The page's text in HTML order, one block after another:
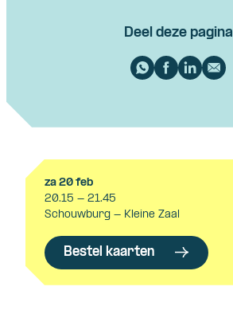
Deel deze pagina
za 20 feb
20.15 - 21.45
Schouwburg - Kleine Zaal
Bestel kaarten